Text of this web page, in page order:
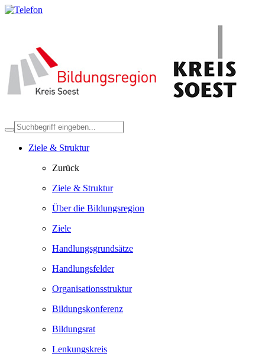
Ziele & Struktur
Zurück
Ziele & Struktur
Über die Bildungsregion
Ziele
Handlungsgrundsätze
Handlungsfelder
Organisationsstruktur
Bildungskonferenz
Bildungsrat
Lenkungskreis